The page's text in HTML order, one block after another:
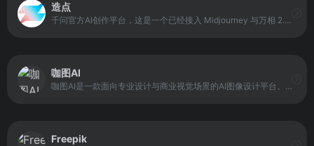
造点
千问官方AI创作平台，这是一个已经接入 Midjourney 与万相 2.5 的 AI 视觉创作平台，旨在让专业 AI 创作更稳定、高效、惊艳。它支持从文本描述生成艺术图像与动态视频，让用户只需简单输入创意描述，就能快速产出高质量视觉作品。
咖图AI
咖图AI是一款面向专业设计与商业视觉场景的AI图像设计平台。其核心理念是解决传统AI出图后不可编辑的问题，通过图层化拆分技术，使生成作品自动分解为背景、主体、装饰与文字等独立图层。
Freepik